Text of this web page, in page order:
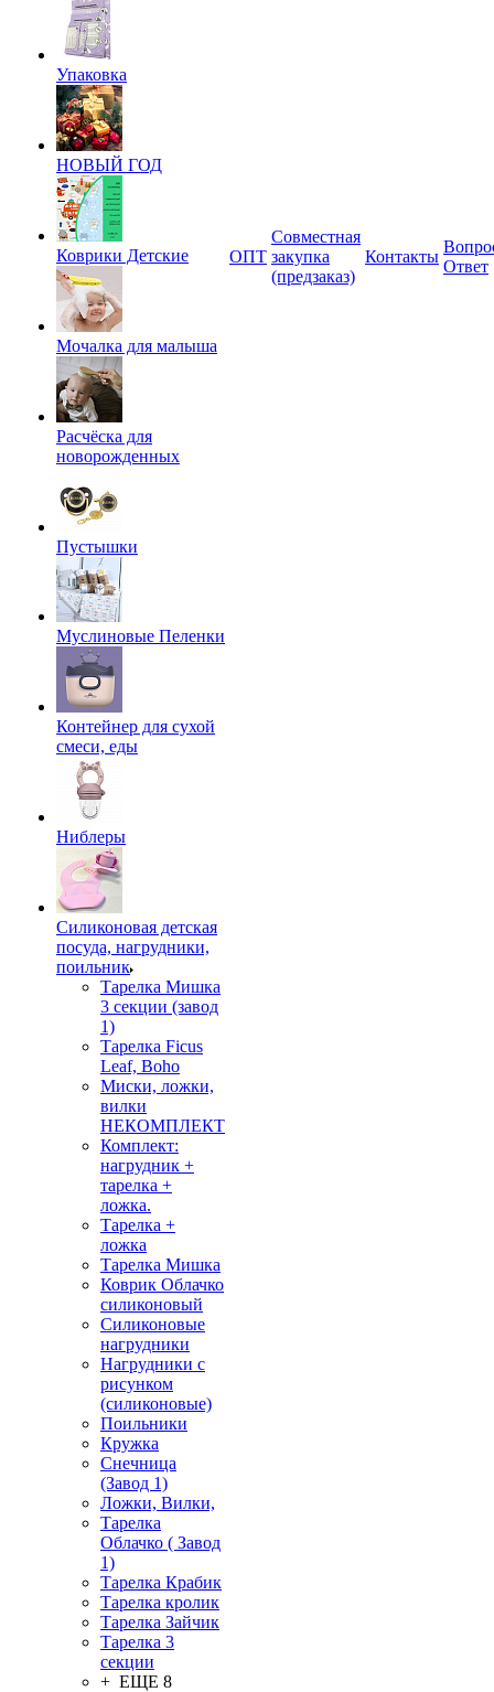
Упаковка
НОВЫЙ ГОД
Коврики Детские
Мочалка для малыша
Расчёска для
новорожденных
Пустышки
Муслиновые Пеленки
Контейнер для сухой
смеси, еды
Ниблеры
Силиконовая детская
посуда, нагрудники,
поильник
Тарелка Мишка
3 секции (завод
1)
Тарелка Ficus
Leaf, Boho
Миски, ложки,
вилки
НЕКОМПЛЕКТ
Комплект:
нагрудник +
тарелка +
ложка.
Тарелка +
ложка
Тарелка Мишка
Коврик Облачко
силиконовый
Силиконовые
нагрудники
Нагрудники с
рисунком
(силиконовые)
Поильники
Кружка
Снечница
(Завод 1)
Ложки, Вилки,
Тарелка
Облачко ( Завод
1)
Тарелка Крабик
Тарелка кролик
Тарелка Зайчик
Тарелка 3
секции
+ ЕЩЕ 8
ОПТ
Совместная
закупка
(предзаказ)
Контакты
Ответ